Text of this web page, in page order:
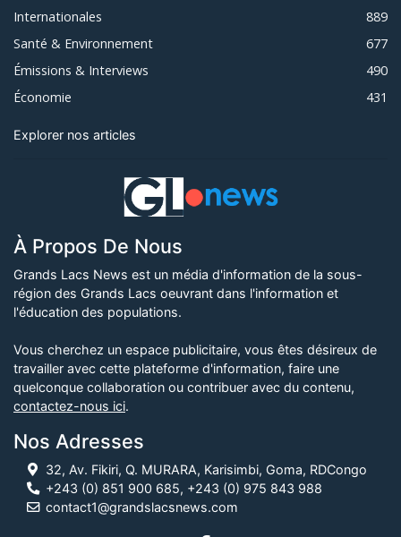
Internationales
889
Santé & Environnement
677
Émissions & Interviews
490
Économie
431
Explorer nos articles
À Propos De Nous
Grands Lacs News est un média d'information de la sous-
région des Grands Lacs oeuvrant dans l'information et
l'éducation des populations.
Vous cherchez un espace publicitaire, vous êtes désireux de
travailler avec cette plateforme d'information, faire une
quelconque collaboration ou contribuer avec du contenu,
contactez-nous ici.
Nos Adresses
32, Av. Fikiri, Q. MURARA, Karisimbi, Goma, RDCongo
+243 (0) 851 900 685, +243 (0) 975 843 988
contact1@grandslacsnews.com